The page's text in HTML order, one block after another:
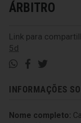
ÁRBITRO
Link para
5d
INFORMAÇÕES
Nome completo: